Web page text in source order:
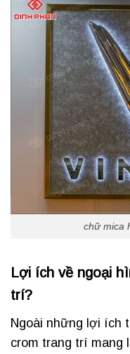
chữ mica
Lợi ích về ngoại
trí?
Ngoài những lợi ích
crom trang trí mang